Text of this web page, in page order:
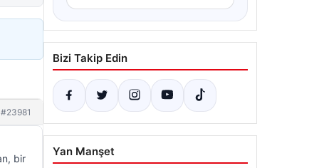
#23981
bir
Bizi Takip Edin
Yan Manşet